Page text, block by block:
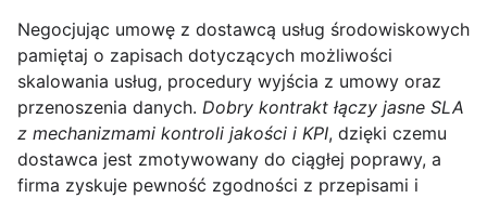
Negocjując umowę z dostawcą usług środowiskowych
pamiętaj o zapisach dotyczących możliwości
skalowania usług, procedury wyjścia z umowy oraz
przenoszenia danych. Dobry kontrakt łączy jasne SLA
z mechanizmami kontroli jakości i KPI, dzięki czemu
dostawca jest zmotywowany do ciągłej poprawy, a
firma zyskuje pewność zgodności z przepisami i